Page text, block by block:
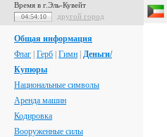
Время в г.Эль-Кувейт
04:54:10 другой город
Общая информация
Флаг Герб Гимн Деньги/
Купюры
Национальные символы
Аренда машин
Кодировка
Вооруженные силы